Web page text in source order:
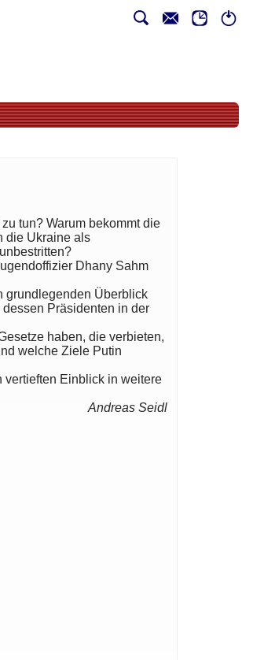
tun? Warum bekommt die
die Ukraine als
Dhany Sahm
grundlegenden Überblick
Präsidenten in der
haben, die verbieten,
welche Ziele Putin
vertieften Einblick in weitere
Andreas Seidl